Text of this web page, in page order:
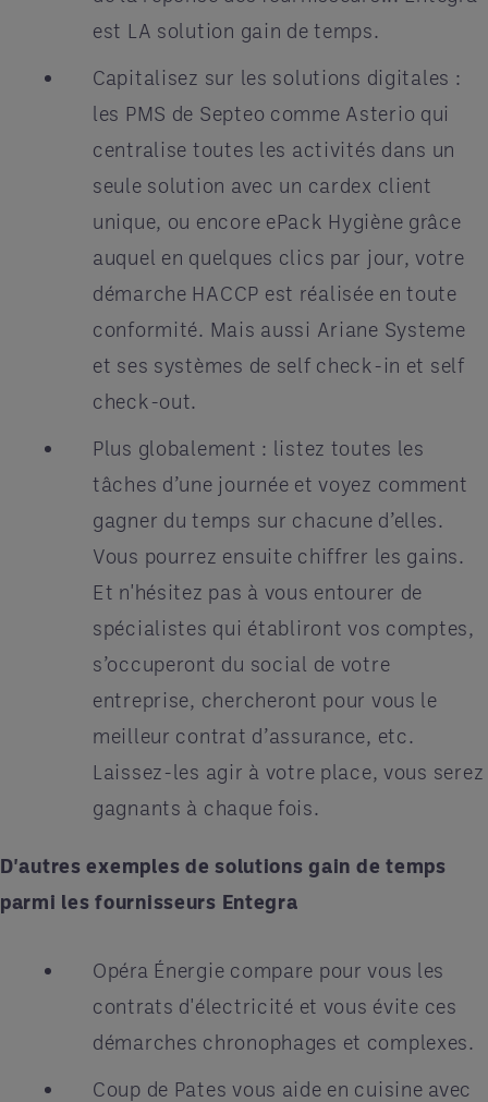
est LA solution gain de temps.
Capitalisez sur les solutions digitales :
les PMS de Septeo comme Asterio qui
centralise toutes les activités dans un
seule solution avec un cardex client
unique, ou encore ePack Hygiène grâce
auquel en quelques clics par jour, votre
démarche HACCP est réalisée en toute
conformité. Mais aussi Ariane Systeme
et ses systèmes de self check-in et self
check-out.
Plus globalement : listez toutes les
tâches d’une journée et voyez comment
gagner du temps sur chacune d’elles.
Vous pourrez ensuite chiffrer les gains.
Et n'hésitez pas à vous entourer de
spécialistes qui établiront vos comptes,
s’occuperont du social de votre
entreprise, chercheront pour vous le
meilleur contrat d’assurance, etc.
Laissez-les agir à votre place, vous serez
gagnants à chaque fois.
D'autres exemples de solutions gain de temps
parmi les fournisseurs Entegra
Opéra Énergie compare pour vous les
contrats d'électricité et vous évite ces
démarches chronophages et complexes.
Coup de Pates vous aide en cuisine avec